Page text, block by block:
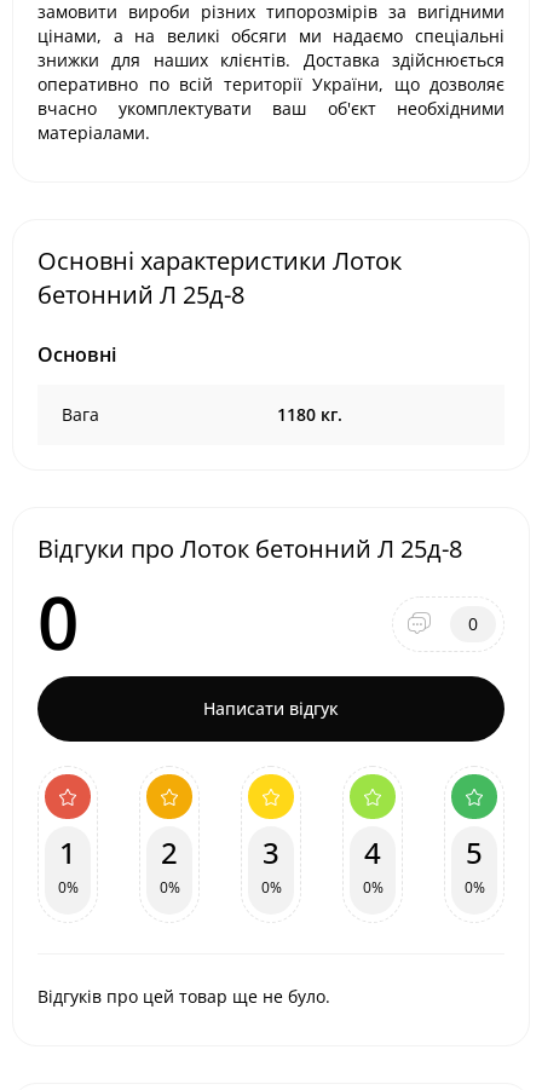
замовити вироби різних типорозмірів за вигідними
цінами, а на великі обсяги ми надаємо спеціальні
знижки для наших клієнтів. Доставка здійснюється
оперативно по всій території України, що дозволяє
вчасно укомплектувати ваш об'єкт необхідними
матеріалами.
Основні характеристики Лоток
бетонний Л 25д-8
Основні
Вага 1180 кг.
Відгуки про Лоток бетонний Л 25д-8
0 0
Написати відгук
1
0%
2
0%
3
0%
4
0%
5
0%
Відгуків про цей товар ще не було.